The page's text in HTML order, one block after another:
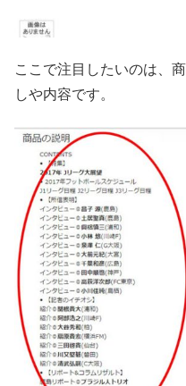
ここで注目したいのは、
しや内容です。